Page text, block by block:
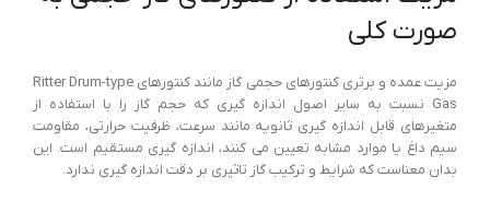
صورت کلی
مزیت عمده و برتری کنتورهای حجمی گاز مانند کنتورهای Ritter Drum-type
Gas نسبت به سایر اصول اندازه گیری که حجم گاز را با استفاده از
متغیرهای قابل اندازه گیری ثانویه مانند سرعت، ظرفیت حرارتی، مقاومت
سیم داغ یا موارد مشابه تعیین می کنند، اندازه گیری مستقیم است. این
بدان معناست که شرایط و ترکیب گاز تاثیری بر دقت اندازه گیری ندارد.